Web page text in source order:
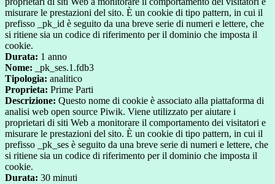
misurare le prestazioni del sito. È un cookie di tipo pattern, in cui il
prefisso _pk_id è seguito da una breve serie di numeri e lettere, che
si ritiene sia un codice di riferimento per il dominio che imposta il
cookie.
Durata: 1 anno
Nome: _pk_ses.1.fdb3
Tipologia: analitico
Proprieta: Prime Parti
Descrizione: Questo nome di cookie è associato alla piattaforma di
analisi web open source Piwik. Viene utilizzato per aiutare i
proprietari di siti Web a monitorare il comportamento dei visitatori e
misurare le prestazioni del sito. È un cookie di tipo pattern, in cui il
prefisso _pk_ses è seguito da una breve serie di numeri e lettere, che
si ritiene sia un codice di riferimento per il dominio che imposta il
cookie.
Durata: 30 minuti